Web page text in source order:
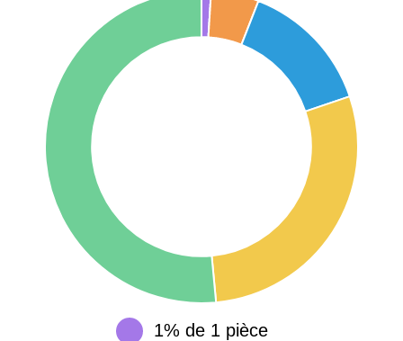
Paris
16ème
arrondissement
15 155 €
83000 - Toulon
38000 - Grenoble 3 382 €
1% de 1 pièce